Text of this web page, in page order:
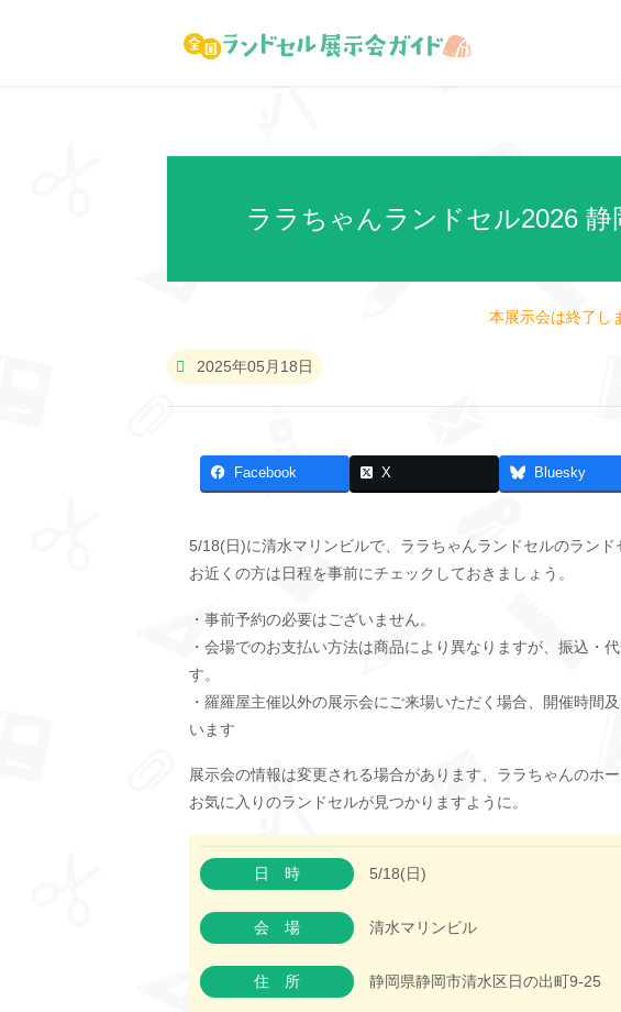
ララちゃんランドセル2026
本展示会は終了し
2025年05月18日
Facebook X Bluesky
5/18(日)に清水マリンビルで、ララちゃんランドセルのランド
お近くの方は日程を事前にチェックしておきましょう。
・事前予約の必要はございません。
・会場でのお支払い方法は商品により異なりますが、振込・
す。
・羅羅屋主催以外の展示会にご来場いただく場合、開催時間
います
展示会の情報は変更される場合があります、ララちゃんのホ
お気に入りのランドセルが見つかりますように。
日時 5/18(日)
会場 清水マリンビル
住所 静岡県静岡市清水区日の出町9-25